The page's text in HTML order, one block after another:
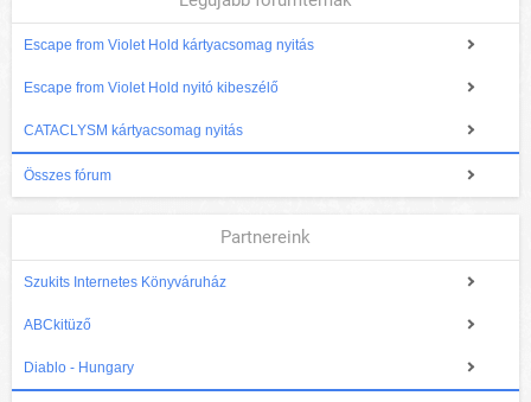
Escape from Violet Hold kártyacsomag nyitás
Escape from Violet Hold nyitó kibeszélő
CATACLYSM kártyacsomag nyitás
Összes fórum
Partnereink
Szukits Internetes Könyváruház
ABCkitüző
Diablo - Hungary